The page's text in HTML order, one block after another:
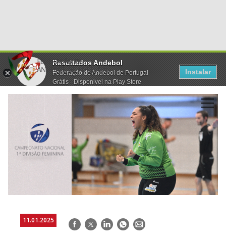
Resultados Andebol
Federação de Andebol de Portugal
Grátis - Disponivel na Play Store
Instalar
11.01.2025 Facebook
TwitterLinkedInWhatsApp
E-